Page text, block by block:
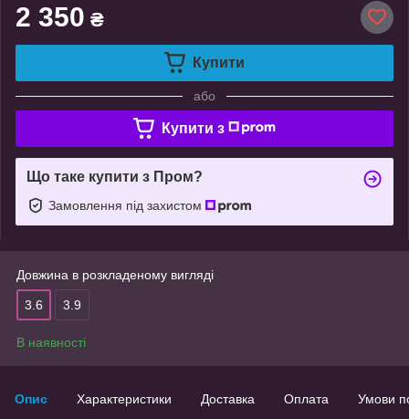
2 350 ₴
Купити
або
Купити з
Що таке купити з Пром?
Замовлення під захистом
Довжина в розкладеному вигляді
3.6 3.9
В наявності
Опис Характеристики Доставка Оплата Умови